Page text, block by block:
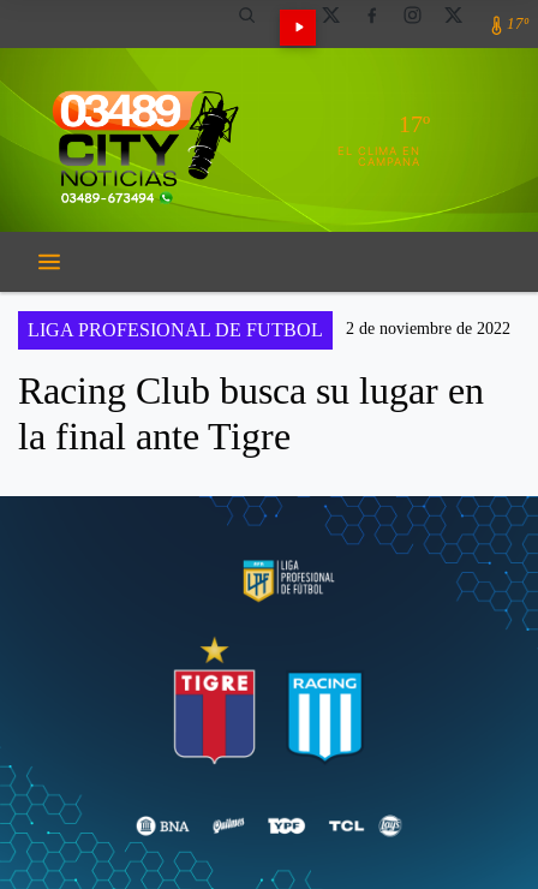
17º
17º
EL CLIMA EN
CAMPANA
LIGA PROFESIONAL DE FUTBOL 2 de noviembre de 2022
Racing Club busca su lugar en
la final ante Tigre